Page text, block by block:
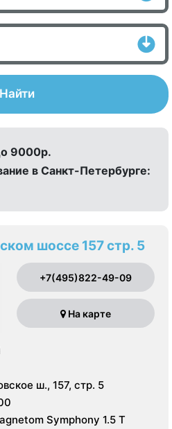
Найти
9000р.
в Санкт-Петербурге:
шоссе 157 стр. 5
+7(495)822-49-09
На карте
ш., 157, стр. 5
МРТ Siemens Magnetom Symphony 1.5 Т